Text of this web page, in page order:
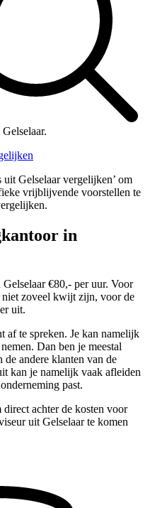
Gelselaar vergelijken’ om
vrijblijvende voorstellen te
in
€80,- per uur. Voor
niet zoveel kwijt zijn, voor de
uit.
af te spreken. Je kan namelijk
Dan ben je meestal
andere klanten van de
kan je namelijk vaak afleiden
past.
direct achter de kosten voor
uit Gelselaar te komen